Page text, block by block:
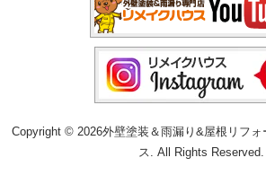
Copyright © 2026外壁塗装＆雨漏り&屋根リフォ
ス. All Rights Reserved.